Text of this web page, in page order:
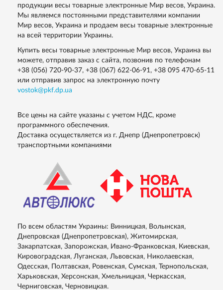
продукции весы товарные электронные Мир весов, Украина.
Мы являемся постоянными представителями компании
Мир весов, Украина и продаем весы товарные электронные
на всей территории Украины.
Купить весы товарные электронные Мир весов, Украина вы
можете, отправив заказ с сайта, позвонив по телефонам
+38 (056) 720-90-37, +38 (067) 622-06-91, +38 095 470-65-11
или отправив запрос на электронную почту
vostok@pkf.dp.ua
Все цены на сайте указаны с учетом НДС, кроме
программного обеспечения.
Доставка осуществляется из г. Днепр (Днепропетровск)
транспортными компаниями
По всем областям Украины: Винницкая, Волынская,
Днепровская (Днепропетровская), Житомирская,
Закарпатская, Запорожская, Ивано-Франковская, Киевская,
Кировоградская, Луганская, Львовская, Николаевская,
Одесская, Полтавская, Ровенская, Сумская, Тернопольская,
Харьковская, Херсонская, Хмельницкая, Черкасская,
Черниговская, Черновицкая.